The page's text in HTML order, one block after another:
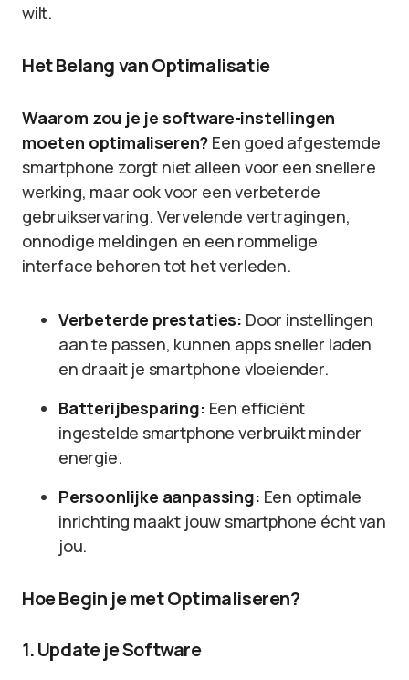
wilt.
Het Belang van Optimalisatie
Waarom zou je je software-instellingen
moeten optimaliseren? Een goed afgestemde
smartphone zorgt niet alleen voor een snellere
werking, maar ook voor een verbeterde
gebruikservaring. Vervelende vertragingen,
onnodige meldingen en een rommelige
interface behoren tot het verleden.
Verbeterde prestaties: Door instellingen
aan te passen, kunnen apps sneller laden
en draait je smartphone vloeiender.
Batterijbesparing: Een efficiënt
ingestelde smartphone verbruikt minder
energie.
Persoonlijke aanpassing: Een optimale
inrichting maakt jouw smartphone écht van
jou.
Hoe Begin je met Optimaliseren?
1. Update je Software